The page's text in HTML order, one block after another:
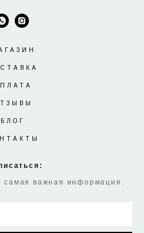
БЛОГ
самая важная информация.